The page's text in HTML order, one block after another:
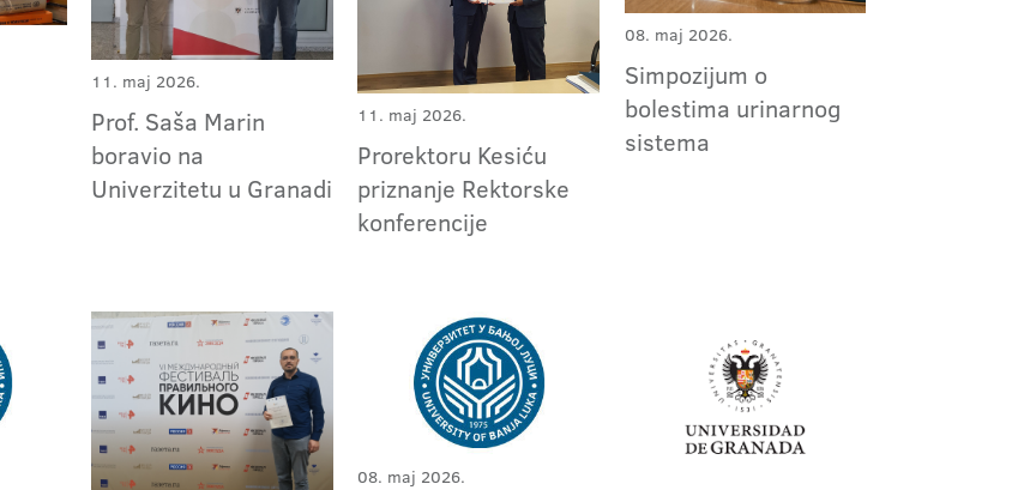
11. maj 2026.
Prof. Saša Marin
boravio na
Univerzitetu u Granadi
11. maj 2026.
Prorektoru Kesiću
priznanje Rektorske
konferencije
08. maj 2026.
Simpozijum o
bolestima urinarnog
sistema
08. maj 2026.